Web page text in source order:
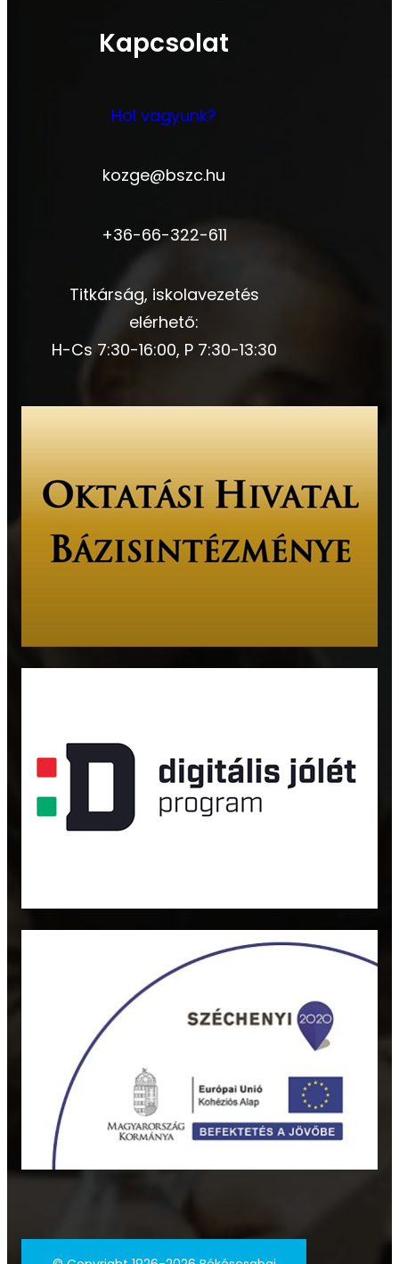
Kapcsolat
Hol vagyunk?
kozge@bszc.hu
+36-66-322-611
Titkárság, iskolavezetés
elérhető:
H-Cs 7:30-16:00, P 7:30-13:30